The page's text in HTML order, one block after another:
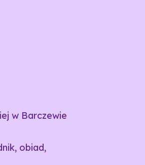
w Barczewie
obiad,